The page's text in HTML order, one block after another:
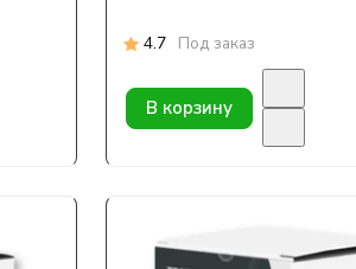
4.7 Под заказ
В корзину